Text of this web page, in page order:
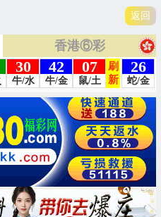
返回
香港⑥彩